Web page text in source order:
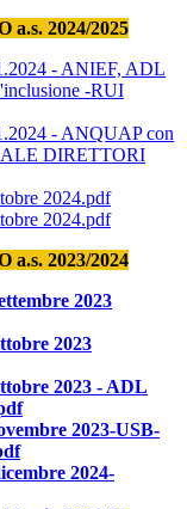
2024/2025
- ANIEF, ADL
-RUI
- ANQUAP con
DIRETTORI
2024.pdf
2024.pdf
2023/2024
2023
2023
2023 - ADL
2023-USB-
2024-